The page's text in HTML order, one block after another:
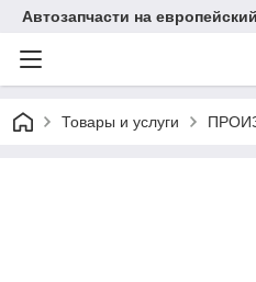
Автозапчасти на
Товары и услуги